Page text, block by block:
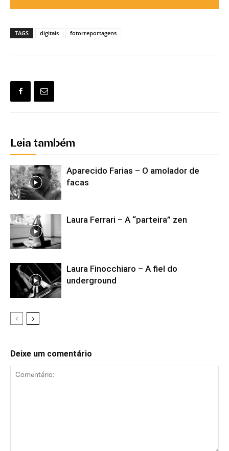
TAGS digitais fotorreportagens
Leia também
Aparecido Farias – O amolador de
facas
Laura Ferrari – A “parteira” zen
Laura Finocchiaro – A fiel do
underground
Deixe um comentário